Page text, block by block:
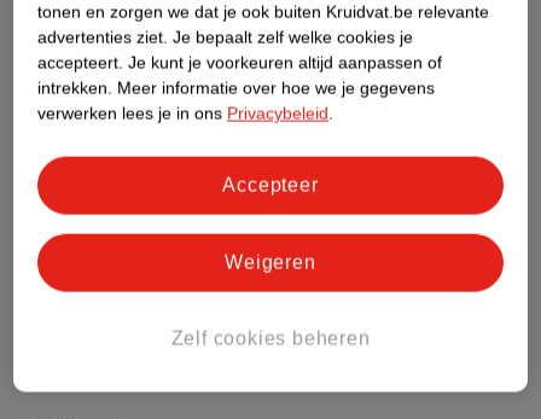
Productinformatie
Etiketinformatie
Nature Impact Score
Dit product heeft (nog) geen Nature
Impact Score.
Bestel & Bezorginformatie
tonen en zorgen we dat je ook buiten Kruidvat.be relevante
advertenties ziet. Je bepaalt zelf welke cookies je
accepteert. Je kunt je voorkeuren altijd aanpassen of
intrekken. Meer informatie over hoe we je gegevens
verwerken lees je in ons Privacybeleid.
Zelf cookies beheren
Weigeren
Accepteer